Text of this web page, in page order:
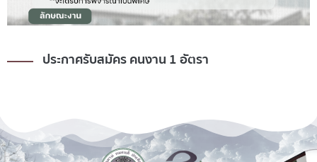
ประกาศรับสมัคร คนงาน 1 อัตรา